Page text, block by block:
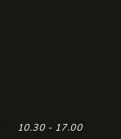
10.30 - 17.00